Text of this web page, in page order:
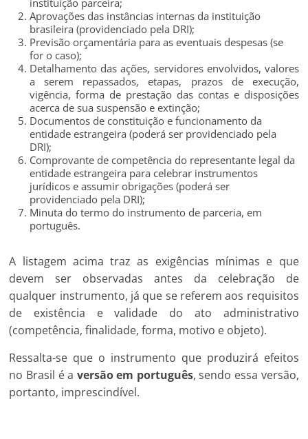
instituição parceira;
Aprovações das instâncias internas da instituição
brasileira (providenciado pela DRI);
Previsão orçamentária para as eventuais despesas (se
for o caso);
Detalhamento das ações, servidores envolvidos, valores
a serem repassados, etapas, prazos de execução,
vigência, forma de prestação das contas e disposições
acerca de sua suspensão e extinção;
Documentos de constituição e funcionamento da
entidade estrangeira (poderá ser providenciado pela
DRI);
Comprovante de competência do representante legal da
entidade estrangeira para celebrar instrumentos
jurídicos e assumir obrigações (poderá ser
providenciado pela DRI);
Minuta do termo do instrumento de parceria, em
português.
A listagem acima traz as exigências mínimas e que
devem ser observadas antes da celebração de
qualquer instrumento, já que se referem aos requisitos
de existência e validade do ato administrativo
(competência, finalidade, forma, motivo e objeto).
Ressalta-se que o instrumento que produzirá efeitos
no Brasil é a versão em português, sendo essa versão,
portanto, imprescindível.